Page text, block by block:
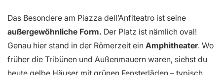
Das Besondere am Piazza dell’Anfiteatro ist seine
außergewöhnliche Form. Der Platz ist nämlich oval!
Genau hier stand in der Römerzeit ein Amphitheater. Wo
früher die Tribünen und Außenmauern waren, siehst du